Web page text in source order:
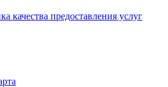
качества предоставления услуг